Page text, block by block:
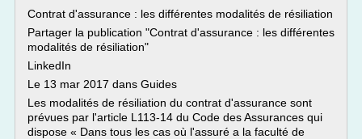
Contrat d'assurance : les différentes modalités de résiliation
Partager la publication "Contrat d'assurance : les différentes
modalités de résiliation"
LinkedIn
Le 13 mar 2017 dans Guides
Les modalités de résiliation du contrat d'assurance sont
prévues par l'article L113-14 du Code des Assurances qui
dispose « Dans tous les cas où l'assuré a la faculté de